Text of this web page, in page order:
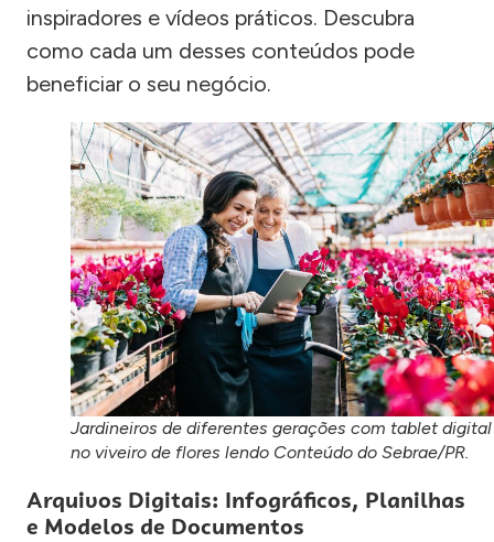
inspiradores e vídeos práticos. Descubra
como cada um desses conteúdos pode
beneficiar o seu negócio.
Jardineiros de diferentes gerações com tablet digital
no viveiro de flores lendo Conteúdo do Sebrae/PR.
Arquivos Digitais: Infográficos, Planilhas
e Modelos de Documentos